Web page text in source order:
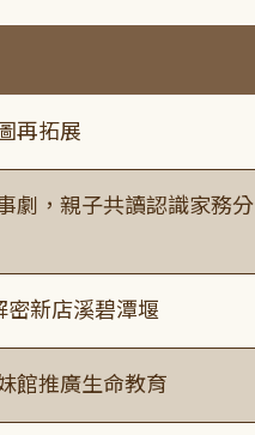
再拓展
劇，親子共讀認識家務分
密新店溪碧潭堰
館推廣生命教育